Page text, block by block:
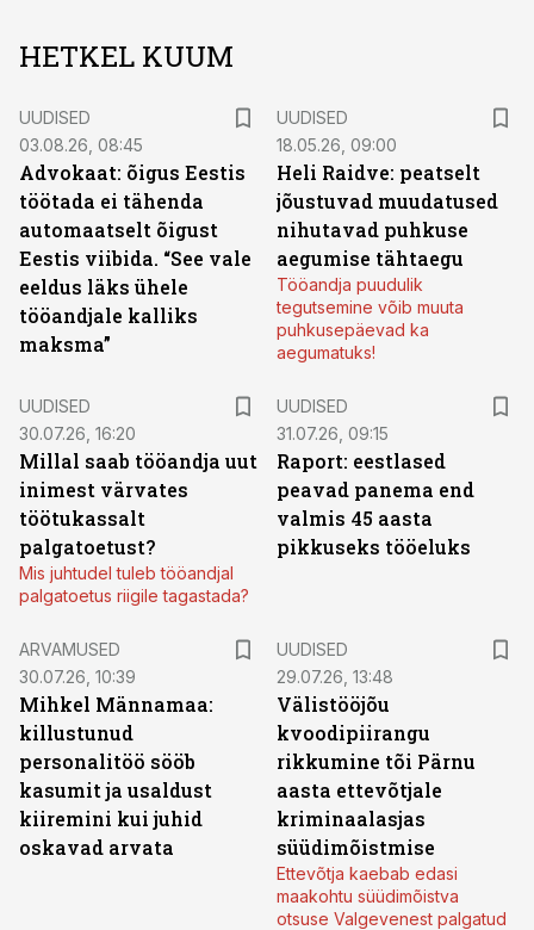
HETKEL KUUM
UUDISED
03.08.26, 08:45
Advokaat: õigus Eestis
töötada ei tähenda
automaatselt õigust
Eestis viibida. “See vale
eeldus läks ühele
tööandjale kalliks
maksma”
UUDISED
18.05.26, 09:00
Heli Raidve: peatselt
jõustuvad muudatused
nihutavad puhkuse
aegumise tähtaegu
Tööandja puudulik
tegutsemine võib muuta
puhkusepäevad ka
aegumatuks!
UUDISED
30.07.26, 16:20
Millal saab tööandja uut
inimest värvates
töötukassalt
palgatoetust?
Mis juhtudel tuleb tööandjal
palgatoetus riigile tagastada?
UUDISED
31.07.26, 09:15
Raport: eestlased
peavad panema end
valmis 45 aasta
pikkuseks tööeluks
ARVAMUSED
30.07.26, 10:39
Mihkel Männamaa:
killustunud
personalitöö sööb
kasumit ja usaldust
kiiremini kui juhid
oskavad arvata
UUDISED
29.07.26, 13:48
Välistööjõu
kvoodipiirangu
rikkumine tõi Pärnu
aasta ettevõtjale
kriminaalasjas
süüdimõistmise
Ettevõtja kaebab edasi
maakohtu süüdimõistva
otsuse Valgevenest palgatud